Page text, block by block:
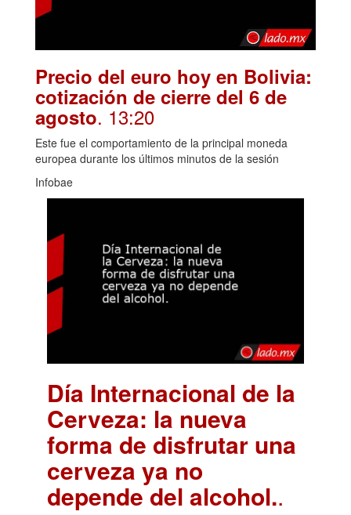
Precio del euro hoy en Bolivia:
cotización de cierre del 6 de
agosto. 13:20
Este fue el comportamiento de la principal moneda
europea durante los últimos minutos de la sesión
Infobae
Día Internacional de la
Cerveza: la nueva
forma de disfrutar una
cerveza ya no
depende del alcohol..